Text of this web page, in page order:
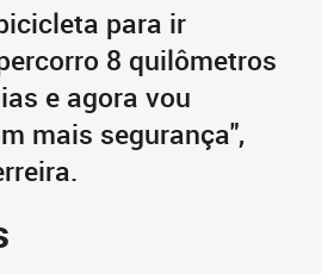
para ir
8 quilômetros
e agora vou
mais segurança",